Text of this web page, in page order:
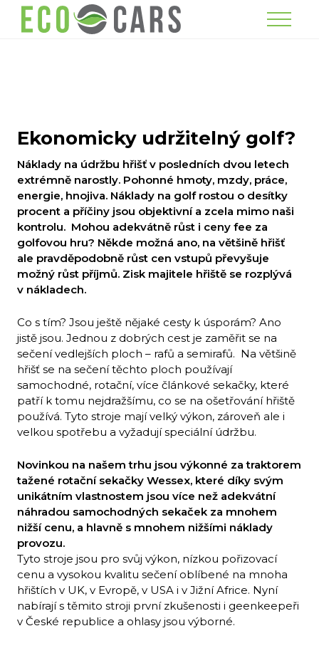
Menu
Ekonomicky udržitelný golf?
Náklady na údržbu hřišť v posledních dvou letech
extrémně narostly. Pohonné hmoty, mzdy, práce,
energie, hnojiva. Náklady na golf rostou o desítky
procent a příčiny jsou objektivní a zcela mimo naši
kontrolu. Mohou adekvátně růst i ceny fee za
golfovou hru? Někde možná ano, na většině hřišť
ale pravděpodobně růst cen vstupů převyšuje
možný růst příjmů. Zisk majitele hřiště se rozplývá
v nákladech.
Co s tím? Jsou ještě nějaké cesty k úsporám? Ano
jistě jsou. Jednou z dobrých cest je zaměřit se na
sečení vedlejších ploch – rafů a semirafů. Na většině
hřišť se na sečení těchto ploch používají
samochodné, rotační, více článkové sekačky, které
patří k tomu nejdražšímu, co se na ošetřování hřiště
používá. Tyto stroje mají velký výkon, zároveň ale i
velkou spotřebu a vyžadují speciální údržbu.
Novinkou na našem trhu jsou výkonné za traktorem
tažené rotační sekačky Wessex, které díky svým
unikátním vlastnostem jsou více než adekvátní
náhradou samochodných sekaček za mnohem
nižší cenu, a hlavně s mnohem nižšími náklady
provozu.
Tyto stroje jsou pro svůj výkon, nízkou pořizovací
cenu a vysokou kvalitu sečení oblíbené na mnoha
hřištích v UK, v Evropě, v USA i v Jižní Africe. Nyní
nabírají s těmito stroji první zkušenosti i geenkeepeři
v České republice a ohlasy jsou výborné.